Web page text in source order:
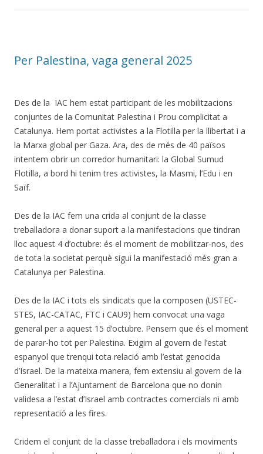
Per Palestina, vaga general 2025
Des de la IAC hem estat participant de les mobilitzacions
conjuntes de la Comunitat Palestina i Prou complicitat a
Catalunya. Hem portat activistes a la Flotilla per la llibertat i a
la Marxa global per Gaza. Ara, des de més de 40 països
intentem obrir un corredor humanitari: la Global Sumud
Flotilla, a bord hi tenim tres activistes, la Masmi, l’Edu i en
Saïf.
Des de la IAC fem una crida al conjunt de la classe
treballadora a donar suport a la manifestacions que tindran
lloc aquest 4 d’octubre: és el moment de mobilitzar-nos, des
de tota la societat perquè sigui la manifestació més gran a
Catalunya per Palestina.
Des de la IAC i tots els sindicats que la composen (USTEC-
STES, IAC-CATAC, FTC i CAU9) hem convocat una vaga
general per a aquest 15 d’octubre. Pensem que és el moment
de parar-ho tot per Palestina. Exigim al govern de l’estat
espanyol que trenqui tota relació amb l’estat genocida
d’Israel. De la mateixa manera, fem extensiu al govern de la
Generalitat i a l’Ajuntament de Barcelona que no donin
validesa a l’estat d’Israel amb contractes comercials ni amb
representació a les fires.
Cridem el conjunt de la classe treballadora i els moviments